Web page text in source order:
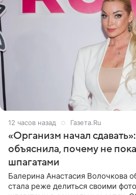
12 часов назад Газета.Ru
«Организм начал
объяснила, почему не
шпагатами
Балерина Анастасия Волочкова
стала реже делиться своими